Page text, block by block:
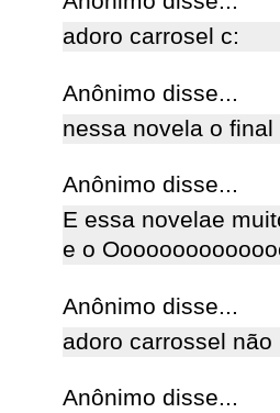
adoro carrosel c:
Anônimo disse...
nessa novela o
Anônimo disse...
E essa novelae
e o
Anônimo disse...
adoro carrossel
Anônimo disse...